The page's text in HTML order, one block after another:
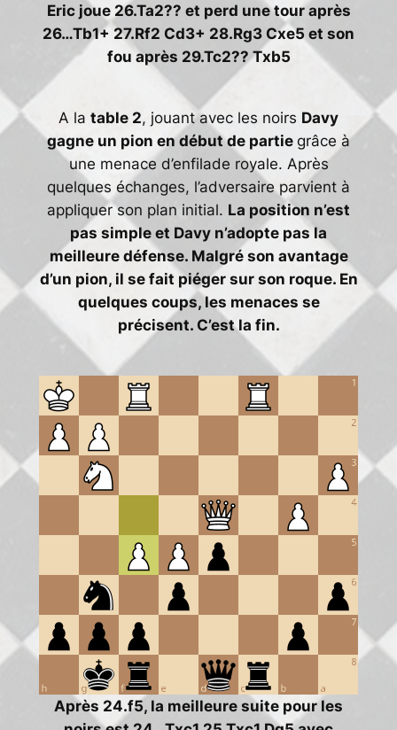
Eric joue 26.Ta2?? et perd une tour après
26…Tb1+ 27.Rf2 Cd3+ 28.Rg3 Cxe5 et son
fou après 29.Tc2?? Txb5
A la table 2, jouant avec les noirs Davy
gagne un pion en début de partie grâce à
une menace d’enfilade royale. Après
quelques échanges, l’adversaire parvient à
appliquer son plan initial. La position n’est
pas simple et Davy n’adopte pas la
meilleure défense. Malgré son avantage
d’un pion, il se fait piéger sur son roque. En
quelques coups, les menaces se
précisent. C’est la fin.
Après 24.f5, la meilleure suite pour les